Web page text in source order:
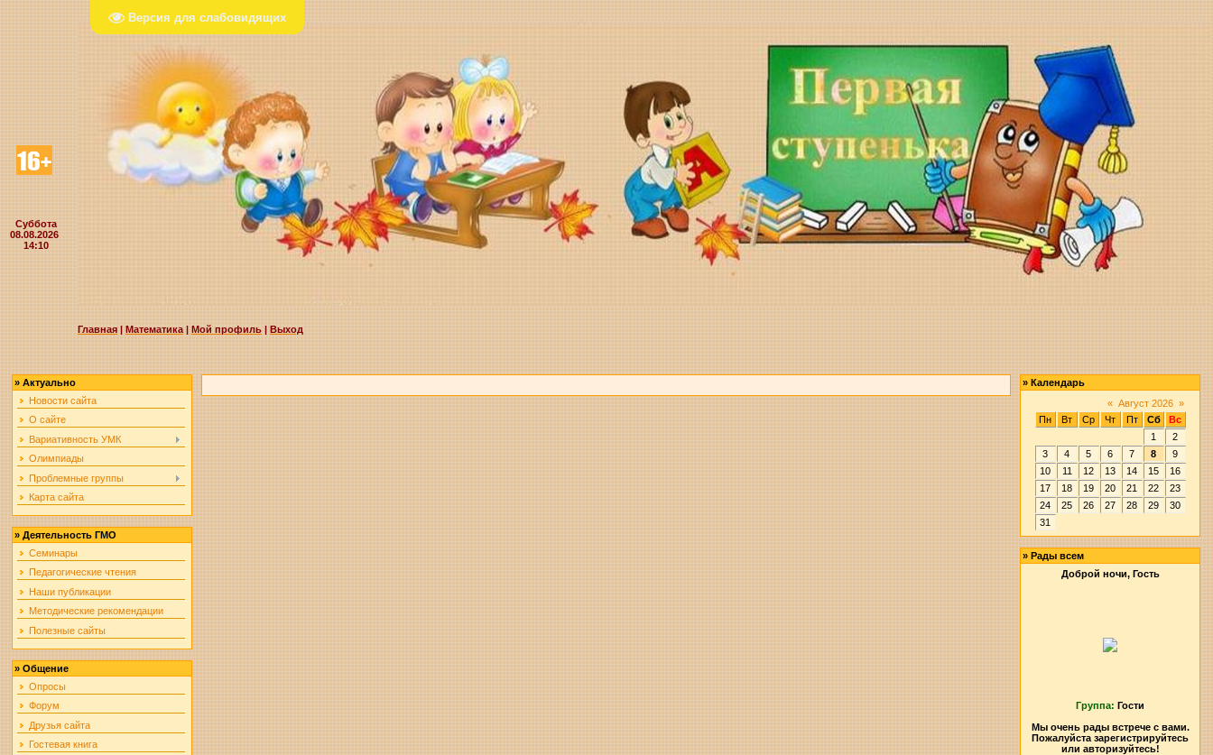
Версия для слабовидящих
Суббота
08.08.2026
14:10
Главная|Математика|Мой профиль|Выход
»Актуально
Новости сайта
О сайте
Вариативность УМК
Олимпиады
Проблемные группы
Карта сайта
»Деятельность ГМО
Семинары
Педагогические чтения
Наши публикации
Методические рекомендации
Полезные сайты
»Общение
Опросы
Форум
Друзья сайта
Гостевая книга
»Календарь
« Август 2026 »
Пн
Вт Ср Чт Пт Сб
Вс
1
2
3
4 5 6 7 8
9
10
11 12 13 14 15
16
17
18 19 20 21 22
23
24
25 26 27 28 29
30
31
»Рады всем
Доброй ночи, Гость
Группа: Гости
Мы очень рады встрече с вами.
Пожалуйста зарегистрируйтесь
или авторизуйтесь!